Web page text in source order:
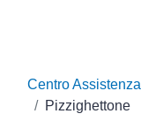
Centro Assistenza
Pizzighettone